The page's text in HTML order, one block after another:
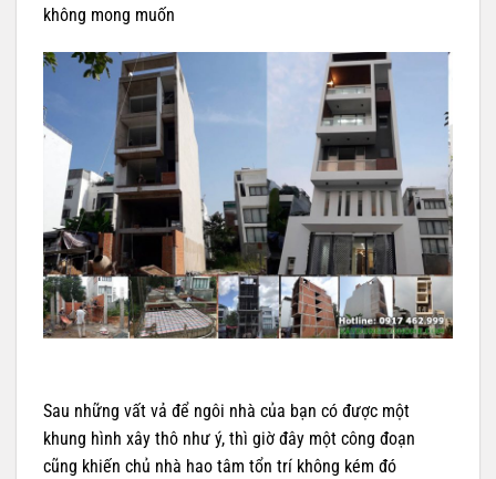
không mong muốn
Sau những vất vả để ngôi nhà của bạn có được một
khung hình xây thô như ý, thì giờ đây một công đoạn
cũng khiến chủ nhà hao tâm tổn trí không kém đó